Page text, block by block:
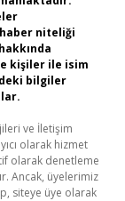
niteliği
kişiler ile isim
bilgiler
ve İletişim
olarak hizmet
olarak denetleme
Ancak, üyelerimiz
siteye üye olarak